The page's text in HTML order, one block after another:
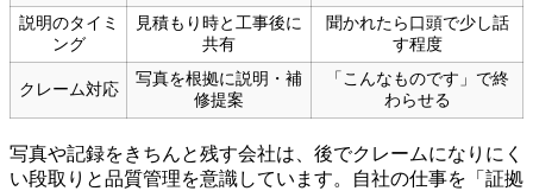
説明のタイミ
ング
見積もり時と工事後に
共有
聞かれたら口頭で少し話
す程度
クレーム対応
写真を根拠に説明・補
修提案
「こんなものです」で終
わらせる
写真や記録をきちんと残す会社は、後でクレームになりにく
い段取りと品質管理を意識しています。自社の仕事を「証拠